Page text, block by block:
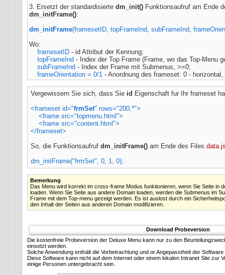
3. Ersetzt der standardisierte dm_init() Funktionsaufruf am Ende
dm_initFrame():
dm_initFrame(framesetID, topFrameInd, subFrameInd,
Wo:
framesetID - id Attribut der Kennung;
topFrameInd - Index der Top Frame (Frame, wo das Top-Menu
subFrameInd - Index der Frame mit Submenus, >=0;
frameOrientation = 0/1 - Anordnung des frameset: 0 -
Vergewissern Sie sich, dass Sie id Eigenschaft fur Ihr frameset
<frameset id="frmSet" rows="200,*">
<frame src="topmenu.html">
<frame src="content.html">
</frameset>
So, die Funktionsaufruf dm_initFrame() am Ende des Files
dm_initFrame("frmSet", 0, 1, 0);
Bemerkung
Das Menu wird korrekt im cross-frame Modus funktionieren, wenn Sie Seite in
loaden. Wenn Sie Seite aus andere Domain loaden, werden die Submenus im
Frame mit dem Top-menu gezeigt werden. Es ist auslost durch ein
den Inhalt der Seiten aus anderen Domain modifizieren.
Download Probeversion
Die kostenfreie Probeversion der Deluxe Menu kann nur zu den
einsetzt werden.
Solсhe Anwendung enthält die Vorbetrachtung und or Angepasstheit der
Diese Software kann nicht auf dem Internet oder einem lokalen Intranet Site zur
einige Personen untergebracht sein.